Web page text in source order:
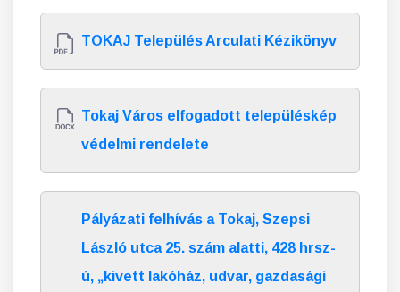
TOKAJ Település Arculati Kézikönyv
Tokaj Város elfogadott településkép
védelmi rendelete
Pályázati felhívás a Tokaj, Szepsi
László utca 25. szám alatti, 428 hrsz-
ú, „kivett lakóház, udvar, gazdasági